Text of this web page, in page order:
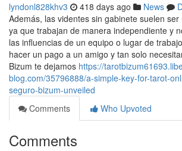
lyndonl828khv3 418 days ago News
Además, las videntes sin gabinete suelen
ya que trabajan de manera independiente y
las influencias de un equipo o lugar de
hacer un pago a un amigo y tan solo
Bizum te dejamos https://
blog.com/35796888/a-simple-key-for-tarot-
seguro-bizum-unveiled
Comments
Who Upvoted
Comments